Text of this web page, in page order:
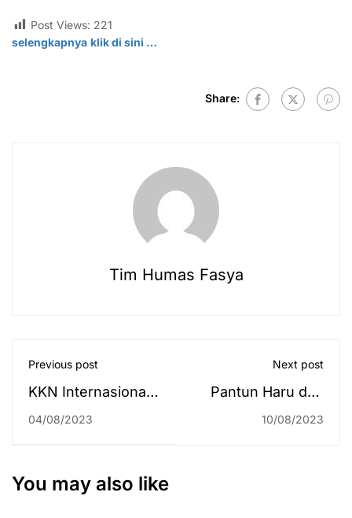
Post Views: 221
selengkapnya klik di sini …
Share:
Tim Humas Fasya
Previous post
KKN Internasional
2023 di Thailand
akan Menjadi
04/08/2023
Next post
Pantun Haru dan
Derai Air Mata di
10/08/2023
You may also like